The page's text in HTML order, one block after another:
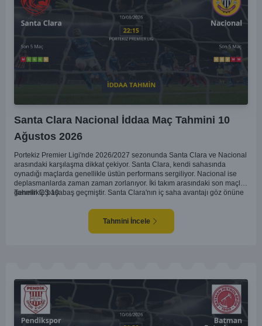
Santa Clara Nacional İddaa Maç Tahmini 10
Ağustos 2026
Portekiz Premier Ligi'nde 2026/2027 sezonunda Santa Clara ve Nacional
arasındaki karşılaşma dikkat çekiyor. Santa Clara, kendi sahasında
oynadığı maçlarda genellikle üstün performans sergiliyor. Nacional ise
deplasmanlarda zaman zaman zorlanıyor. İki takım arasındaki son maçlar
genellikle başabaş geçmiştir. Santa Clara'nın iç saha avantajı göz önüne
Nacional'in mücadele gücü ve sürpriz yapabilme potansiyeli de göz ardı
Tahmin ÇŞ 10
Tahmini İncele